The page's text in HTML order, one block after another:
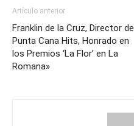
Artículo anterior
Franklin de la Cruz, Director de
Punta Cana Hits, Honrado en
los Premios ‘La Flor’ en La
Romana»